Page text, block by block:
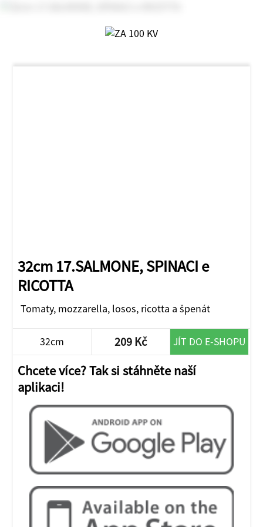
32cm 17.SALMONE, SPINACI e
RICOTTA
Tomaty, mozzarella, losos, ricotta a špenát
32cm 209 Kč JÍT DO E-SHOPU
Chcete více? Tak si stáhněte naší
aplikaci!